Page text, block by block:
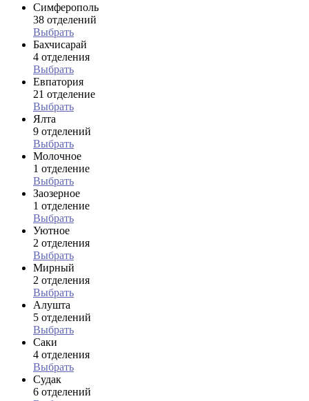
Симферополь
38 отделений
Выбрать
Бахчисарай
4 отделения
Выбрать
Евпатория
21 отделение
Выбрать
Ялта
9 отделений
Выбрать
Молочное
1 отделение
Выбрать
Заозерное
1 отделение
Выбрать
Уютное
2 отделения
Выбрать
Мирный
2 отделения
Выбрать
Алушта
5 отделений
Выбрать
Саки
4 отделения
Выбрать
Судак
6 отделений